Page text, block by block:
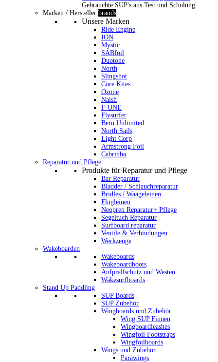
Gebrauchte SUP's aus Test und Schulung
Marken / Hersteller brands
Unsere Marken
Ride Engine
ION
Mystic
SABfoil
Duotone
North
Slingshot
Core Kites
Ozone
Naish
F-ONE
Flysurfer
Bern Unlimited
North Sails
Light Corp
Armstrong Foil
Cabrinha
Reparatur und Pflege
Produkte für Reparatur und Pflege
Bar Reparatur
Bladder / Schlauchreparatur
Bridles / Waageleinen
Flugleinen
Neopren Reparatur+ Pflege
Segeltuch Reparatur
Surfboard reparatur
Ventile & Verbindungen
Werkzeuge
Wakeboarden
Wakeboards
Wakeboardboots
Aufprallschutz und Westen
Wakesurfboards
Stand Up Paddling
SUP Boards
SUP Zubehör
Wingboards und Zubehör
Wing SUP Finnen
Wingboardleashes
Wingfoil Footstraps
Wingfoilboards
Wings und Zubehör
Parawings